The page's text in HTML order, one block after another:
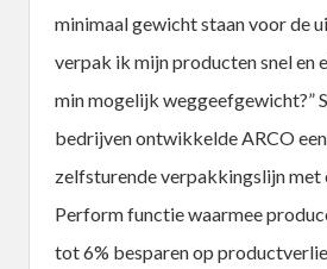
minimaal gewicht staan voor de
verpak ik mijn producten snel en
min mogelijk weggeefgewicht?”
bedrijven ontwikkelde ARCO
zelfsturende verpakkingslijn met
Perform functie waarmee
tot 6% besparen op